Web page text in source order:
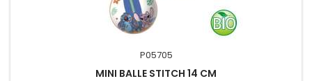
P05705
MINI BALLE STITCH 14 CM